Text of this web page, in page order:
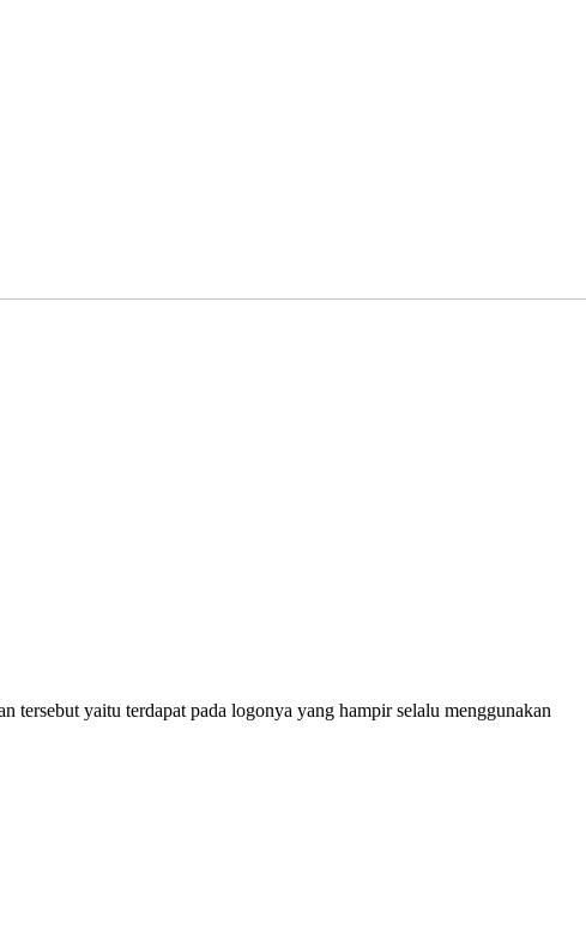
tersebut yaitu terdapat pada logonya yang hampir selalu menggunakan